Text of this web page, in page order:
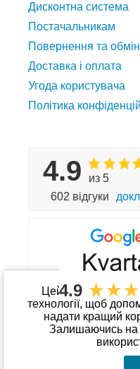
Цей сайт
технології, щоб
надати кращий
Залишаючись на
Дисконтна система
Постачальникам
Повернення та обмін
Доставка і оплата
Угода користувача
Політика
4.9
из 5
602 відгуки
4.9
Приймаємо до